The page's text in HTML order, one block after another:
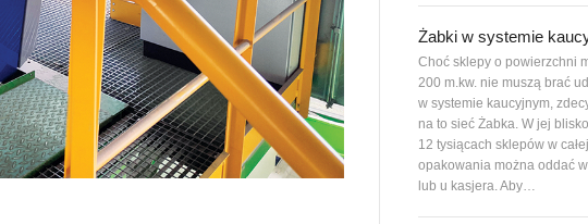
Żabki w systemie
Choć sklepy o powierzchni
200 m.kw. nie muszą brać
w systemie kaucyjnym,
na to sieć Żabka. W jej blisko
12 tysiącach sklepów w
opakowania można oddać
lub u kasjera. Aby…